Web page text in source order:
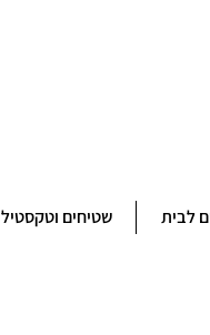
לבית שטיחים וטקסטיל